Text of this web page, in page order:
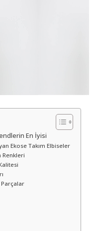
En İyisi
Ekose Takım Elbiseler
Renkleri
Parçalar